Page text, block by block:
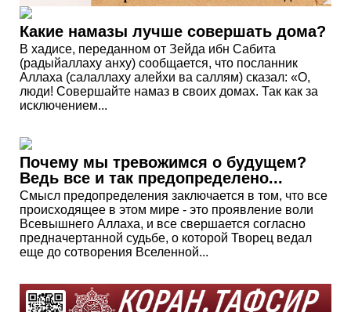
Какие намазы лучше совершать дома?
В хадисе, переданном от Зейда ибн Сабита
(радыйаллаху анху) сообщается, что посланник
Аллаха (салаллаху алейхи ва саллям) сказал: «О,
люди! Совершайте намаз в своих домах. Так как за
исключением...
Почему мы тревожимся о будущем?
Ведь все и так предопределено...
Смысл предопределения заключается в том, что все
происходящее в этом мире - это проявление воли
Всевышнего Аллаха, и все свершается согласно
предначертанной судьбе, о которой Творец ведал
еще до сотворения Вселенной...